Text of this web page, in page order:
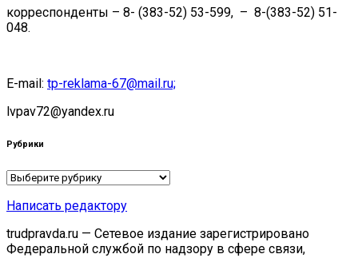
корреспонденты – 8- (383-52) 53-599, – 8-(383-52) 51-
048.
E-mail: tp-reklama-67@mail.ru;
lvpav72@yandex.ru
Рубрики
Рубрики
Написать редактору
trudpravda.ru — Сетевое издание зарегистрировано
Федеральной службой по надзору в сфере связи,